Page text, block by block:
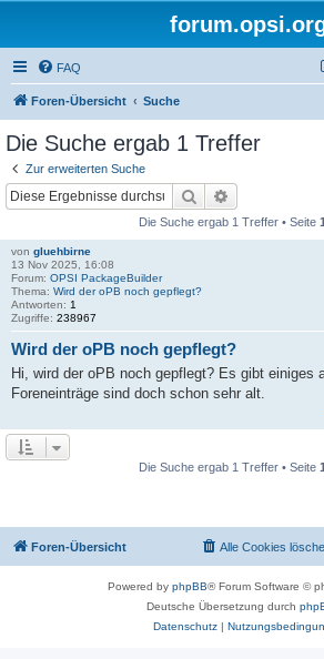
FAQ
Foren-Übersicht Suche
Die Suche ergab 1 Treffer
Zur erweiterten Suche
Suche
Die Suche ergab 1 Treffer • Seite 1
von gluehbirne
13 Nov 2025, 16:08
Forum: OPSI PackageBuilder
Thema: Wird der oPB noch gepflegt?
Antworten: 1
Zugriffe: 238967
Wird der oPB noch gepflegt?
Hi, wird der oPB noch gepflegt? Es gibt einiges
Foreneinträge sind doch schon sehr alt.
Die Suche ergab 1 Treffer • Seite 1
Foren-Übersicht Alle Cookies
Powered by phpBB® Forum Software ©
Deutsche Übersetzung durch
Datenschutz|